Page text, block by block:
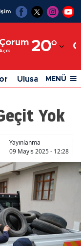
Çorum 20°
Adıyaman
Afyonkarahisar
Ağrı
Amasya
Antalya
Artvin
Aydın
Balıkesir
Bilecik
Ulusal Siyaset
MENÜ
Yok
Yayınlanma
09 Mayıs 2025 - 12:28